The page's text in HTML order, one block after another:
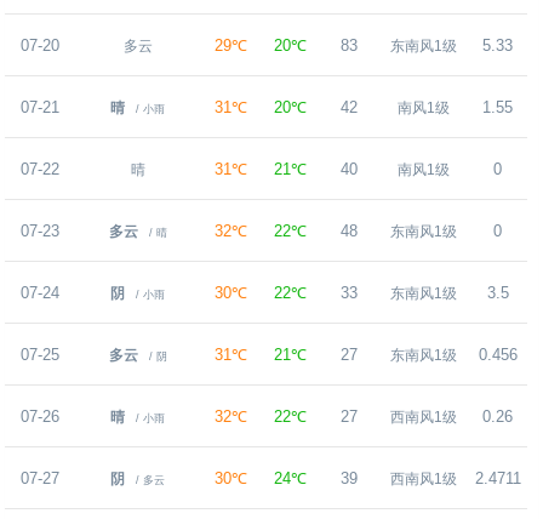
07-20 多云 29℃ 20℃ 83 东南风1级 5.33
07-21 晴 / 小雨 31℃ 20℃ 42 南风1级 1.55
07-22 晴 31℃ 21℃ 40 南风1级 0
07-23 多云 / 晴 32℃ 22℃ 48 东南风1级 0
07-24 阴 / 小雨 30℃ 22℃ 33 东南风1级 3.5
07-25 多云 / 阴 31℃ 21℃ 27 东南风1级 0.456
07-26 晴 / 小雨 32℃ 22℃ 27 西南风1级 0.26
07-27 阴 / 多云 30℃ 24℃ 39 西南风1级 2.4711